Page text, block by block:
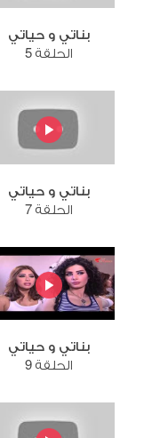
بناتي و حياتي
الحلقة 5
بناتي و حياتي
الحلقة 7
بناتي و حياتي
الحلقة 9